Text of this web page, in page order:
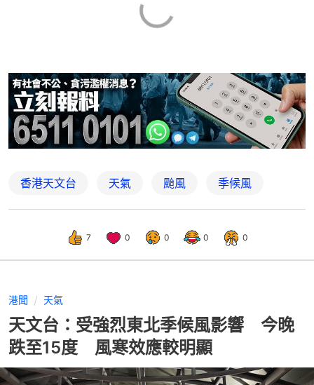
香港天文台 天氣 颱風 季候風
7 0 0 0 0
港聞 天氣
天文台：受強烈東北季候風影響 今晚
跌至15度 風寒效應較明顯